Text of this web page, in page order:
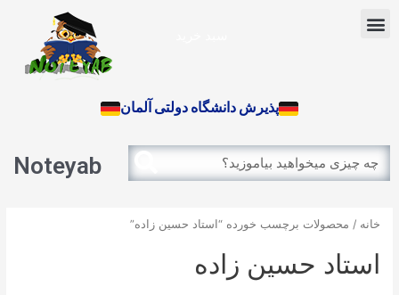
Menu
پذیرش دانشگاه دولتی آلمان
Search
Search
Noteyab
خانه / محصولات برچسب خورده “استاد حسین زاده”
استاد حسین زاده